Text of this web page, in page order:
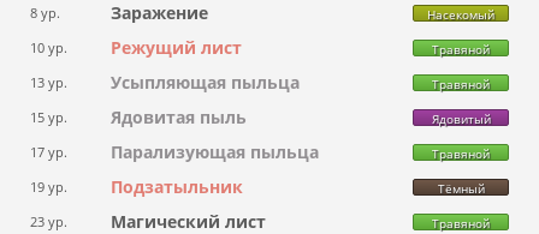
8 ур. Заражение Насекомый
10 ур. Режущий лист Травяной
13 ур. Усыпляющая пыльца Травяной
15 ур. Ядовитая пыль Ядовитый
17 ур. Парализующая пыльца Травяной
19 ур. Подзатыльник Тёмный
23 ур. Магический лист Травяной